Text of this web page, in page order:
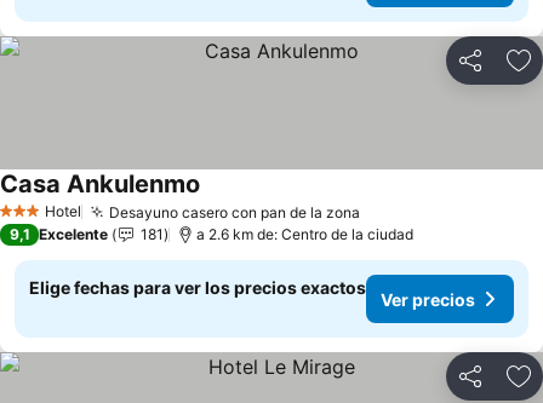
Compartir
3 Estrellas
Hotel Desayuno casero con pan de la zona
Casa Ankulenmo
9,1 Excelente 181 a 2.6 km de: Centro de la ciudad
Elige fechas para ver los precios exactos
Ver precios
Compartir